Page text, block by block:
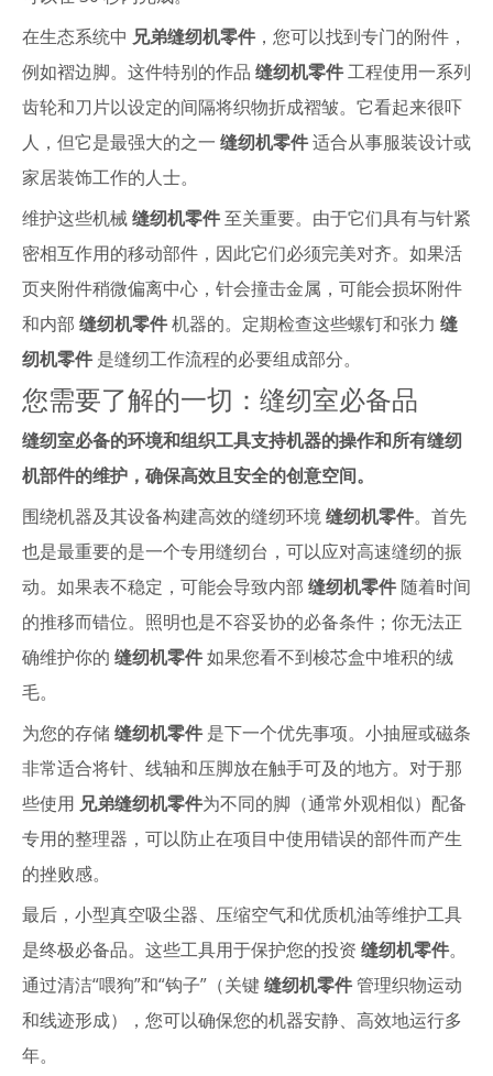
在生态系统中 兄弟缝纫机零件 ，您可以找到专门的附件，
例如褶边脚。这件特别的作品 缝纫机零件工程使用一系列
齿轮和刀片以设定的间隔将织物折成褶皱。它看起来很吓
人，但它是最强大的之一 缝纫机零件适合从事服装设计或
家居装饰工作的人士。
维护这些机械缝纫机零件至关重要。由于它们具有与针紧
密相互作用的移动部件，因此它们必须完美对齐。如果活
页夹附件稍微偏离中心，针会撞击金属，可能会损坏附件
和内部 缝纫机零件机器的。定期检查这些螺钉和张力 缝
纫机零件 是缝纫工作流程的必要组成部分。
您需要了解的一切：缝纫室必备品
缝纫室必备的环境和组织工具支持机器的操作和所有缝纫
机部件的维护，确保高效且安全的创意空间。
围绕机器及其设备构建高效的缝纫环境缝纫机零件。首先
也是最重要的是一个专用缝纫台，可以应对高速缝纫的振
动。如果表不稳定，可能会导致内部 缝纫机零件随着时间
的推移而错位。照明也是不容妥协的必备条件；你无法正
确维护你的 缝纫机零件如果您看不到梭芯盒中堆积的绒
毛。
为您的存储 缝纫机零件 是下一个优先事项。小抽屉或磁条
非常适合将针、线轴和压脚放在触手可及的地方。对于那
些使用 兄弟缝纫机零件为不同的脚（通常外观相似）配备
专用的整理器，可以防止在项目中使用错误的部件而产生
的挫败感。
最后，小型真空吸尘器、压缩空气和优质机油等维护工具
是终极必备品。这些工具用于保护您的投资 缝纫机零件。
通过清洁“喂狗”和“钩子”（关键缝纫机零件管理织物运动
和线迹形成），您可以确保您的机器安静、高效地运行多
年。